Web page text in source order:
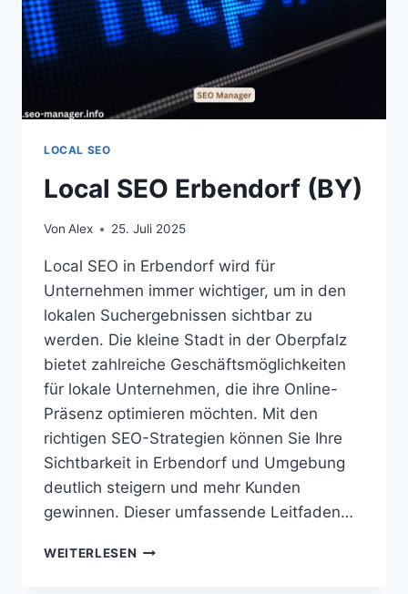
LOCAL SEO
Local SEO Erbendorf (BY)
Von Alex 25. Juli 2025
Local SEO in Erbendorf wird für
Unternehmen immer wichtiger, um in den
lokalen Suchergebnissen sichtbar zu
werden. Die kleine Stadt in der Oberpfalz
bietet zahlreiche Geschäftsmöglichkeiten
für lokale Unternehmen, die ihre Online-
Präsenz optimieren möchten. Mit den
richtigen SEO-Strategien können Sie Ihre
Sichtbarkeit in Erbendorf und Umgebung
deutlich steigern und mehr Kunden
gewinnen. Dieser umfassende Leitfaden…
WEITERLESEN LOCAL